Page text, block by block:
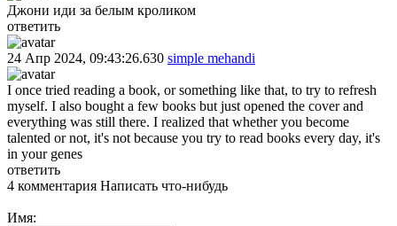
Джони иди за белым кроликом
ответить
24 Апр 2024, 09:43:26.630 simple mehandi
I once tried reading a book, or something like that, to try to refresh
myself. I also bought a few books but just opened the cover and
everything was still there. I realized that whether you become
talented or not, it's not because you try to read books every day, it's
in your genes
ответить
4 комментария Написать что-нибудь
Имя: